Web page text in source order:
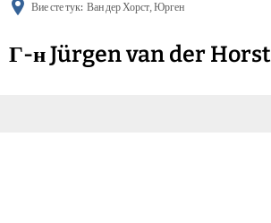
Вие сте тук: Ван дер Хорст, Юрген
Г-н Jürgen van der Horst